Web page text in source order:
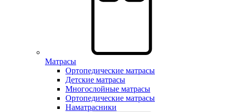
Матрасы
Ортопедические матрасы
Детские матрасы
Многослойные матрасы
Ортопедические матрасы
Наматрасники